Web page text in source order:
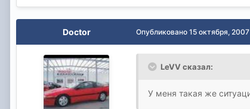
Doctor Опубликовано 15 октября, 2007
LeVV сказал:
У меня такая же